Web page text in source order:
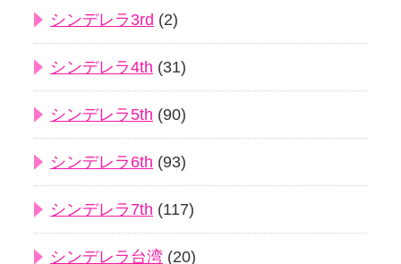
シンデレラ3rd (2)
シンデレラ4th (31)
シンデレラ5th (90)
シンデレラ6th (93)
シンデレラ7th (117)
シンデレラ台湾 (20)